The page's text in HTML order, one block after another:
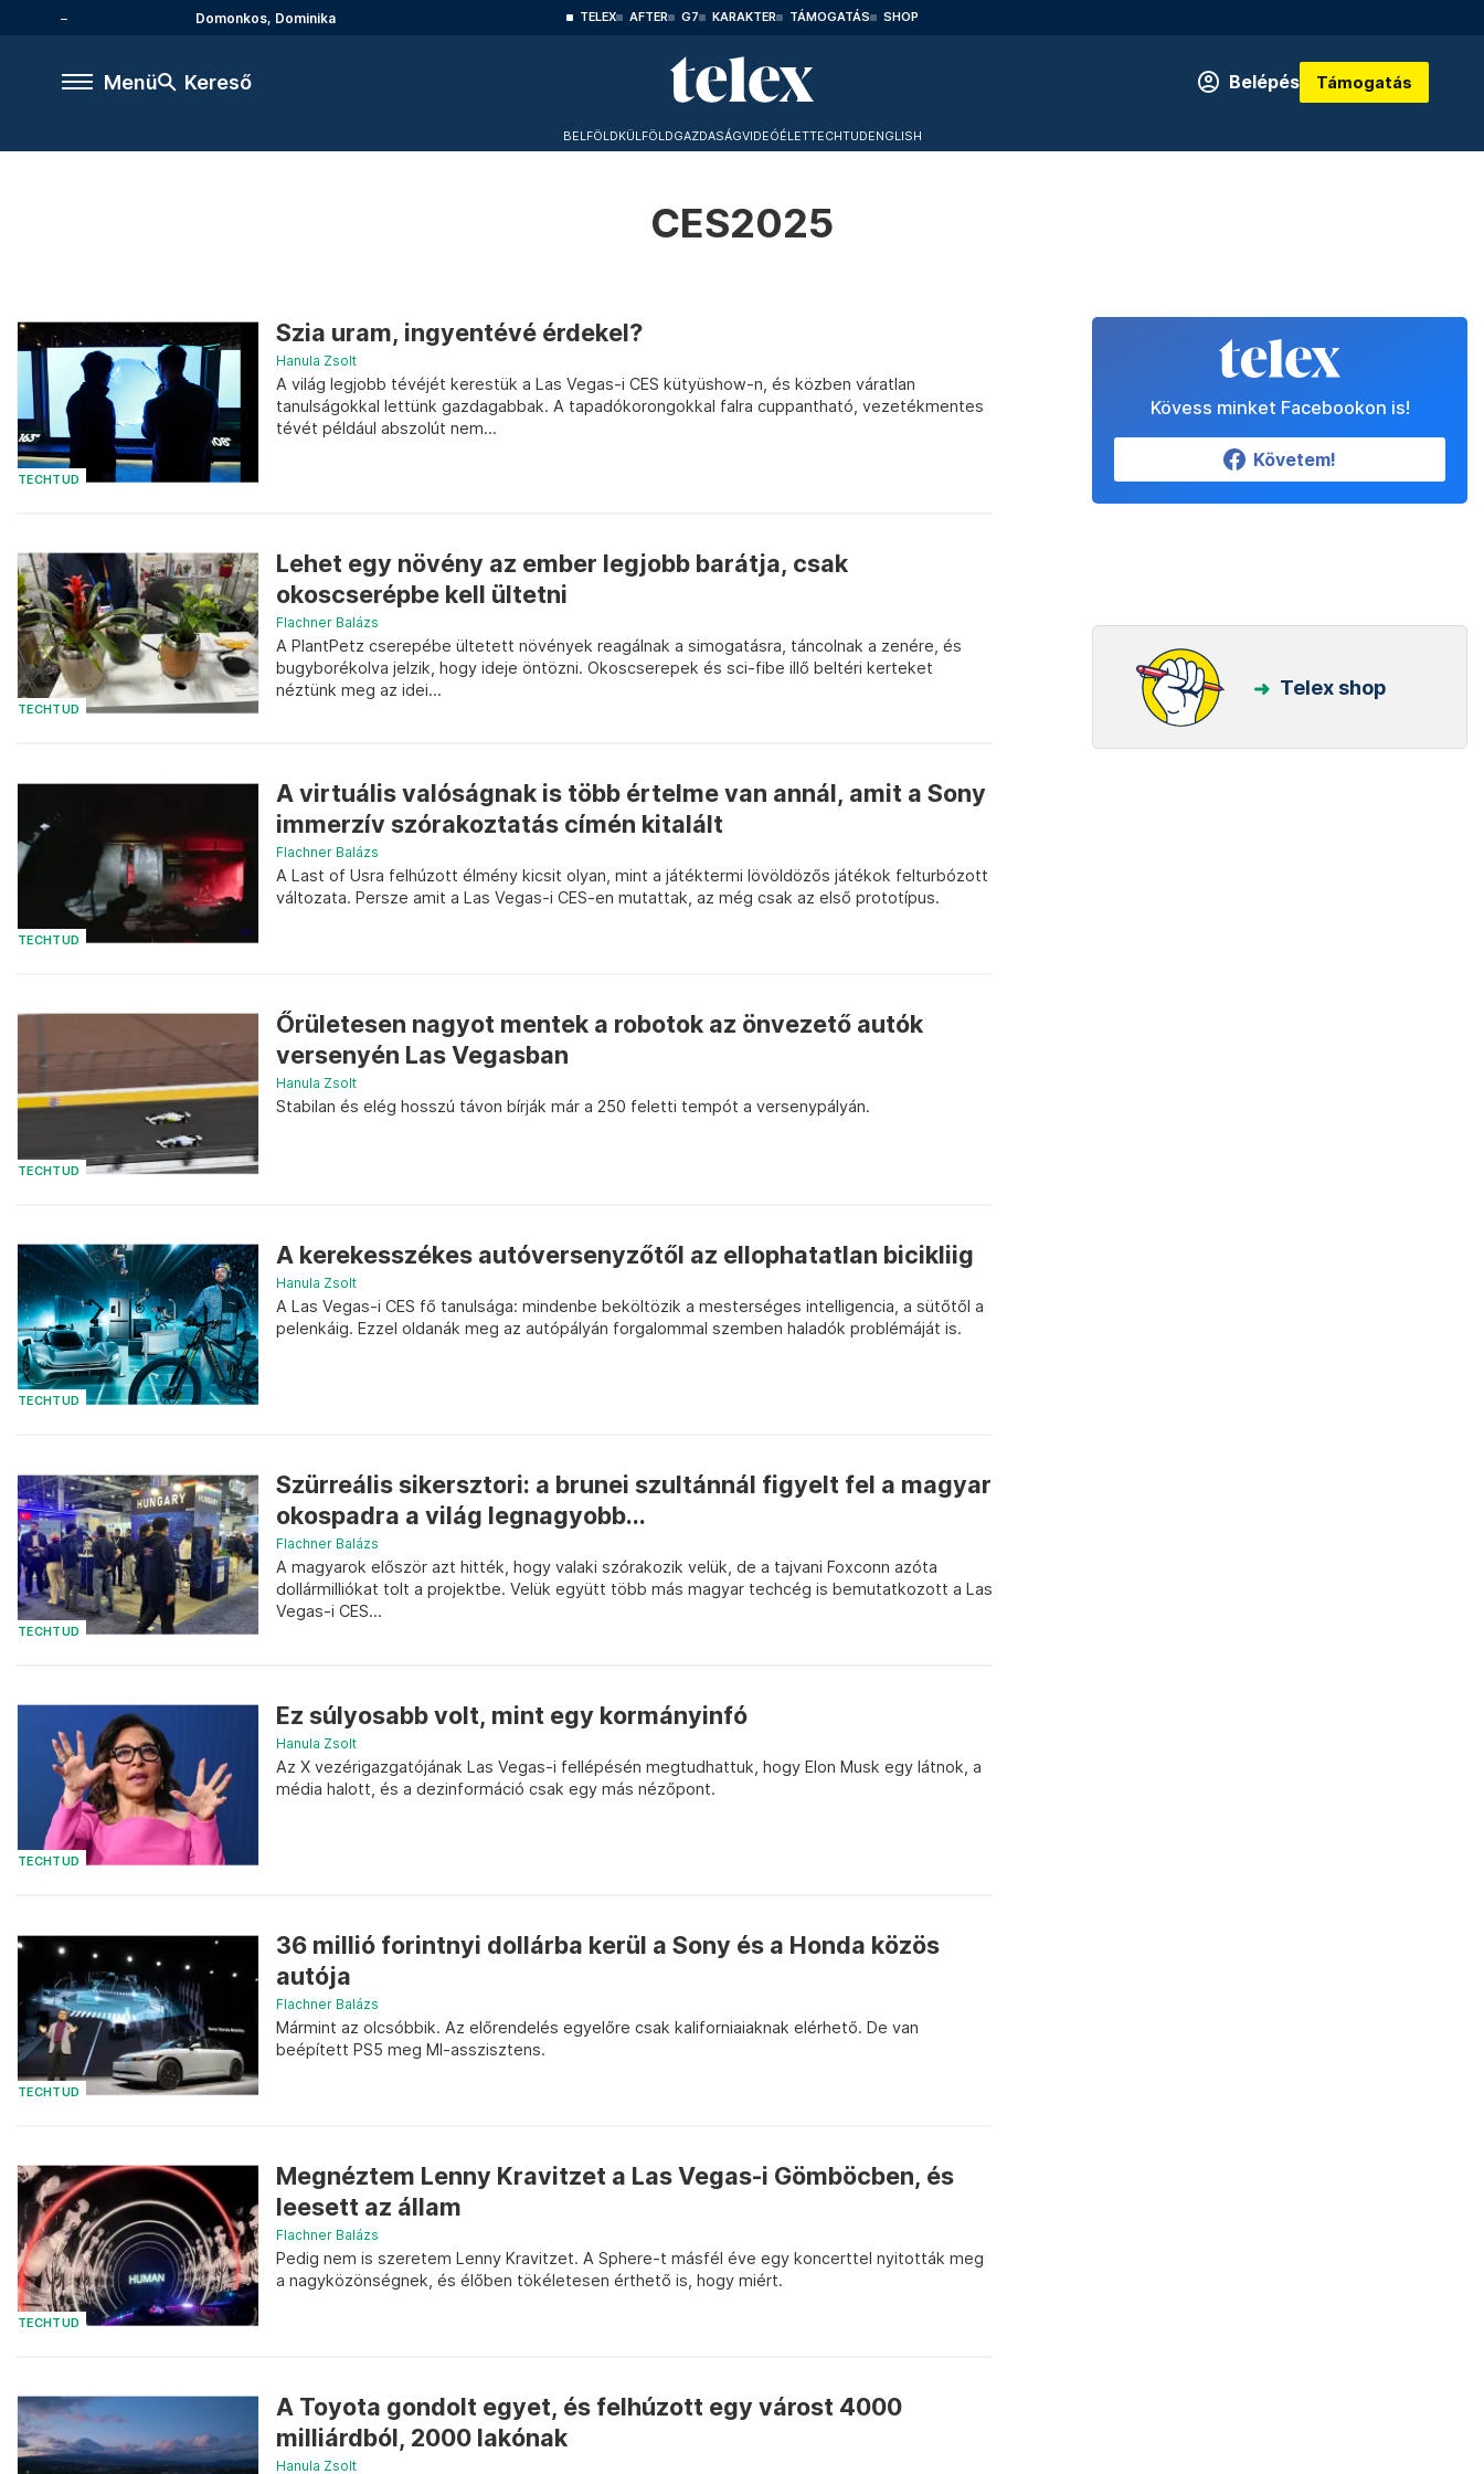
Domonkos, Dominika TELEX AFTER G7 KARAKTER TÁMOGATÁS SHOP
Menü Kereső Belépés Támogatás
BELFÖLDKÜLFÖLDGAZDASÁGVIDEÓÉLETTECHTUDENGLISH
CES2025
TECHTUD
Szia uram, ingyentévé érdekel?
Hanula Zsolt
A világ legjobb tévéjét kerestük a Las Vegas-i CES kütyüshow-n, és közben váratlan
tanulságokkal lettünk gazdagabbak. A tapadókorongokkal falra cuppantható, vezetékmentes
tévét például abszolút nem...
TECHTUD
Lehet egy növény az ember legjobb barátja, csak
okoscserépbe kell ültetni
Flachner Balázs
A PlantPetz cserepébe ültetett növények reagálnak a simogatásra, táncolnak a zenére, és
bugyborékolva jelzik, hogy ideje öntözni. Okoscserepek és sci-fibe illő beltéri kerteket
néztünk meg az idei...
TECHTUD
A virtuális valóságnak is több értelme van annál, amit a Sony
immerzív szórakoztatás címén kitalált
Flachner Balázs
A Last of Usra felhúzott élmény kicsit olyan, mint a játéktermi lövöldözős játékok felturbózott
változata. Persze amit a Las Vegas-i CES-en mutattak, az még csak az első prototípus.
TECHTUD
Őrületesen nagyot mentek a robotok az önvezető autók
versenyén Las Vegasban
Hanula Zsolt
Stabilan és elég hosszú távon bírják már a 250 feletti tempót a versenypályán.
TECHTUD
A kerekesszékes autóversenyzőtől az ellophatatlan bicikliig
Hanula Zsolt
A Las Vegas-i CES fő tanulsága: mindenbe beköltözik a mesterséges intelligencia, a sütőtől a
pelenkáig. Ezzel oldanák meg az autópályán forgalommal szemben haladók problémáját is.
TECHTUD
Szürreális sikersztori: a brunei szultánnál figyelt fel a magyar
okospadra a világ legnagyobb...
Flachner Balázs
A magyarok először azt hitték, hogy valaki szórakozik velük, de a tajvani Foxconn azóta
dollármilliókat tolt a projektbe. Velük együtt több más magyar techcég is bemutatkozott a Las
Vegas-i CES...
TECHTUD
Ez súlyosabb volt, mint egy kormányinfó
Hanula Zsolt
Az X vezérigazgatójának Las Vegas-i fellépésén megtudhattuk, hogy Elon Musk egy látnok, a
média halott, és a dezinformáció csak egy más nézőpont.
TECHTUD
36 millió forintnyi dollárba kerül a Sony és a Honda közös
autója
Flachner Balázs
Mármint az olcsóbbik. Az előrendelés egyelőre csak kaliforniaiaknak elérhető. De van
beépített PS5 meg MI-asszisztens.
TECHTUD
Megnéztem Lenny Kravitzet a Las Vegas-i Gömböcben, és
leesett az állam
Flachner Balázs
Pedig nem is szeretem Lenny Kravitzet. A Sphere-t másfél éve egy koncerttel nyitották meg
a nagyközönségnek, és élőben tökéletesen érthető is, hogy miért.
A Toyota gondolt egyet, és felhúzott egy várost 4000
milliárdból, 2000 lakónak
Hanula Zsolt
Kövess minket Facebookon is!
Követem!
Telex shop